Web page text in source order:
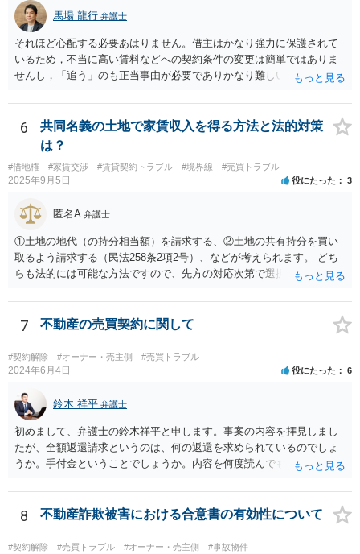
馬場 龍行 弁護士
それほど心配する必要あはりません。借主はかなり強力に保護されて
いるため，不当に高い賃料などへの契約条件の変更は簡単ではありま
せんし，「追う」のも正当事由が必要でありかなり難しいのです。 周
い条件で立退料等を支払ってもらえるかもしれません。 なので無理し
て所有権を取得する必要はないと思いますが，まずは価格ですよね。
ローンが組めないということはないと思いますが，金融機関に相談さ
れてみてはいかがでしょうか。 買うとしたら，という条件をしっかり
把握して，その上で，買うか，借り続けるか，というのはどちらにも
メリットデメリットありますので価値判断の問題といえそうです。
6
共同名義の土地で家賃収入を得る方法と法的対策
は？
#借地権 #家賃交渉 #賃貸契約トラブル #境界線 #売買トラブル
2025年9月5日 役にたった 3
匿名A 弁護士
①土地の地代（の持分相当額）を請求する、②土地の共有持分を買い
取るよう請求する（民法258条2項2号）、などが考えられます。 どち
らも法的には可能な方法ですので、先方の対応次第で選択することに
は②を求めて訴訟を提起することになるかと存じます。）
7 不動産の売買契約に関して
#契約解除 #オーナー・売主側 #売買トラブル
2024年6月4日 役にたった 6
鈴木 祥平 弁護士
初めまして、弁護士の鈴木祥平と申します。事案の内容を拝見しまし
たが、全額返還請求というのは、何の返還を求められているのでしょ
うか。手付金ということでしょうか。内容を何度読んでも事実関係が
てはいかがでしょうか。掲示板ではなかなか把握することが難しい事
案のようです。
8 不動産詐欺被害における合意書の有効性について
#契約解除 #売買トラブル #オーナー・売主側 #事故物件